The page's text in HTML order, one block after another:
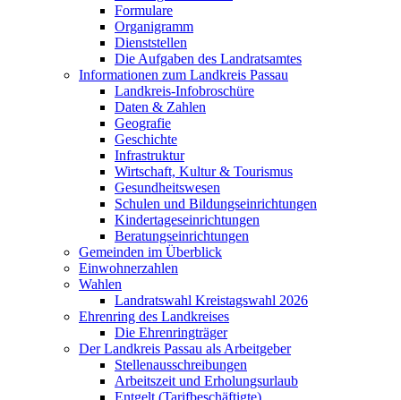
Formulare
Organigramm
Dienststellen
Die Aufgaben des Landratsamtes
Informationen zum Landkreis Passau
Landkreis-Infobroschüre
Daten & Zahlen
Geografie
Geschichte
Infrastruktur
Wirtschaft, Kultur & Tourismus
Gesundheitswesen
Schulen und Bildungseinrichtungen
Kindertageseinrichtungen
Beratungseinrichtungen
Gemeinden im Überblick
Einwohnerzahlen
Wahlen
Landratswahl Kreistagswahl 2026
Ehrenring des Landkreises
Die Ehrenringträger
Der Landkreis Passau als Arbeitgeber
Stellenausschreibungen
Arbeitszeit und Erholungsurlaub
Entgelt (Tarifbeschäftigte)